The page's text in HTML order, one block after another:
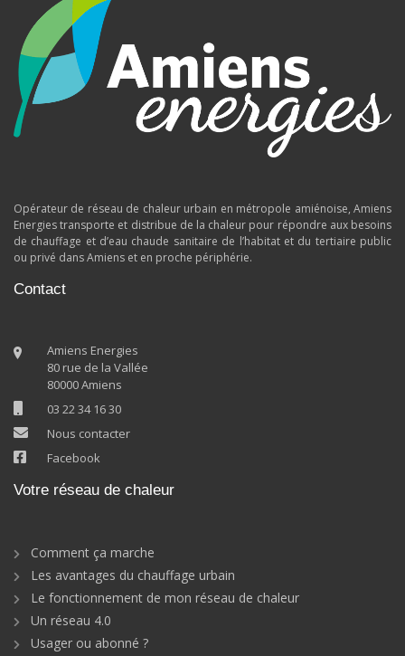
Opérateur de réseau de chaleur urbain en métropole amiénoise, Amiens
Energies transporte et distribue de la chaleur pour répondre aux besoins
de chauffage et d’eau chaude sanitaire de l’habitat et du tertiaire public
ou privé dans Amiens et en proche périphérie.
Contact
Amiens Energies
80 rue de la Vallée
80000 Amiens
03 22 34 16 30
Nous contacter
Facebook
Votre réseau de chaleur
Comment ça marche
Les avantages du chauffage urbain
Le fonctionnement de mon réseau de chaleur
Un réseau 4.0
Usager ou abonné ?